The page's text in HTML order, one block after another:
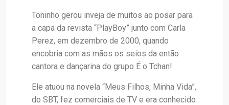
Toninho gerou inveja de muitos ao posar para
a capa da revista “PlayBoy” junto com Carla
Perez, em dezembro de 2000, quando
encobria com as mãos os seios da então
cantora e dançarina do grupo É o Tchan!.
Ele atuou na novela “Meus Filhos, Minha Vida”,
do SBT, fez comerciais de TV e era conhecido